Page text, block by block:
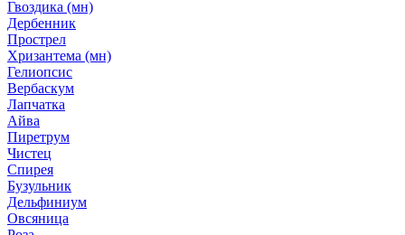
Гвоздика (мн)
Дербенник
Прострел
Хризантема (мн)
Гелиопсис
Вербаскум
Лапчатка
Айва
Пиретрум
Чистец
Спирея
Бузульник
Дельфиниум
Овсяница